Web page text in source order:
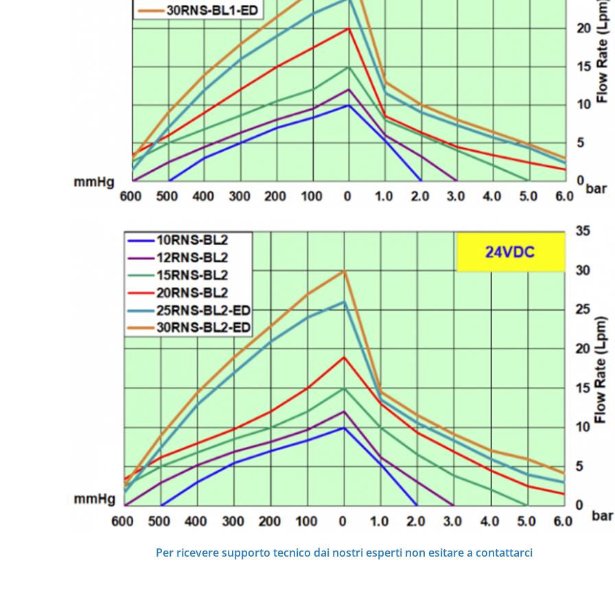
Per ricevere supporto tecnico dai nostri esperti non esitare a contattarci